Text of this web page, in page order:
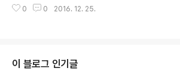
본문에서는 존칭어를 생략..
E-2013-2028)이지만, 취약점을 공부하는데 좋은 예라
Vagrant로 작업환경을 만들어둔 감사한 분이 있어서, 해
0 0 2016. 12. 25.
이 블로그 인기글